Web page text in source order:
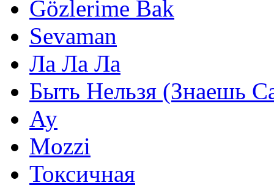
Gözlerime Bak
Sevaman
Ла Ла Ла
Быть Нельзя (Знаешь
Ау
Mozzi
Токсичная